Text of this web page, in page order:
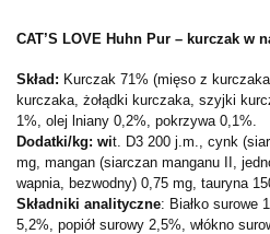
CAT’S LOVE Huhn Pur – kurczak w
Skład: Kurczak 71% (mięso z
kurczaka, żołądki kurczaka, szyjki
1%, olej lniany 0,2%, pokrzywa 0,1%.
Dodatki/kg: wit. D3 200 j.m., cynk
mg, mangan (siarczan manganu II,
wapnia, bezwodny) 0,75 mg, tauryna
Składniki analityczne: Białko surowe
5,2%, popiół surowy 2,5%, włókno